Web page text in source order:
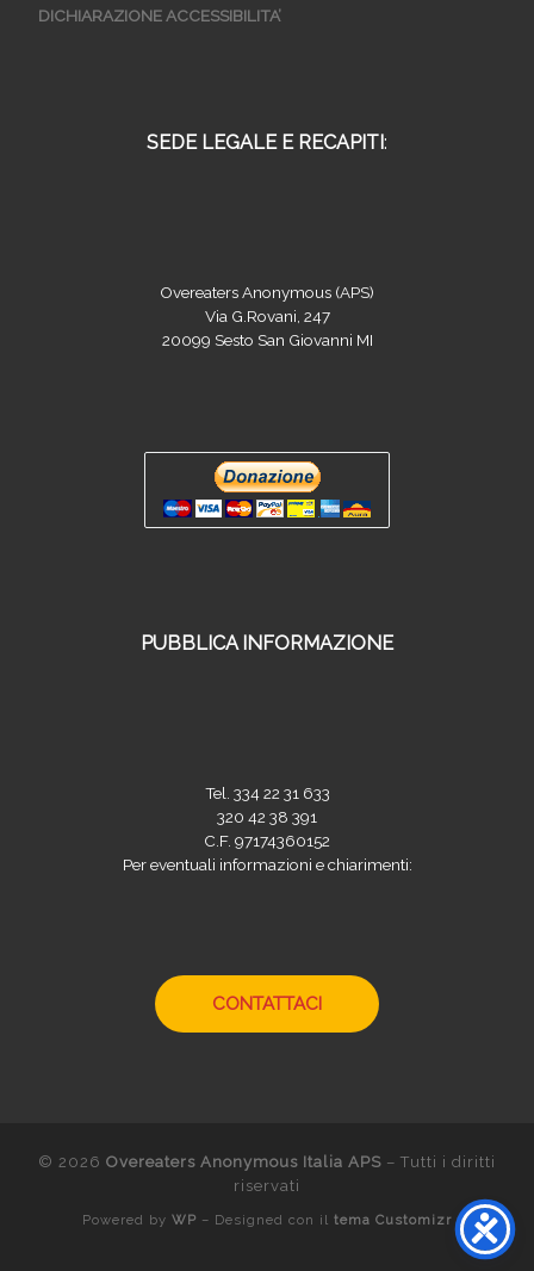
DICHIARAZIONE ACCESSIBILITA’
SEDE LEGALE E RECAPITI :
Overeaters Anonymous (APS)
Via G.Rovani, 247
20099 Sesto San Giovanni MI
PUBBLICA INFORMAZIONE
Tel. 334 22 31 633
320 42 38 391
C.F. 97174360152
Per eventuali informazioni e chiarimenti:
CONTATTACI
© 2026 Overeaters Anonymous Italia APS – Tutti i diritti
riservati
Powered by WP – Designed con il tema Customizr